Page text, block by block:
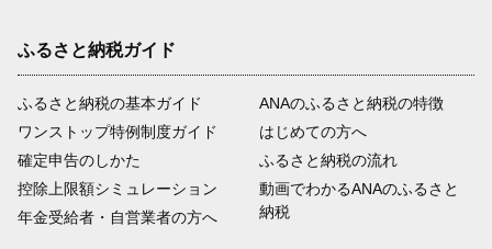
ふるさと納税ガイド
ふるさと納税の基本ガイド
ワンストップ特例制度ガイド
確定申告のしかた
控除上限額シミュレーション
年金受給者・自営業者の方へ
ANAのふるさと納税の特徴
はじめての方へ
ふるさと納税の流れ
動画でわかるANAのふるさと
納税